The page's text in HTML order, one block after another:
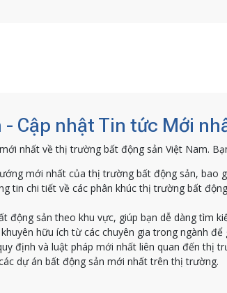
Cập nhật Tin tức Mới
nhất về thị trường bất động sản Việt Nam.
mới nhất của thị trường bất động sản, bao
tin chi tiết về các phân khúc thị trường bất
động sản theo khu vực, giúp bạn dễ dàng tìm
hữu ích từ các chuyên gia trong ngành
định và luật pháp mới nhất liên quan đến thị
dự án bất động sản mới nhất trên thị trường.